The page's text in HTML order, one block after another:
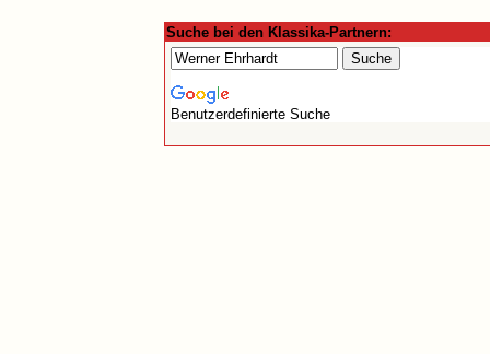
Suche bei den Klassika-Partnern:
Benutzerdefinierte Suche